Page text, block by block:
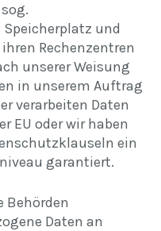
und
Rechenzentren
unserer Weisung
in unserem Auftrag
verarbeiten Daten
EU oder wir haben
ein
garantiert.
Daten an